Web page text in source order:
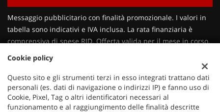
Contattaci
Messaggio pubblicitario con finalità promozionale. I valori in
tabella sono indicativi e IVA inclusa. La rata finanziaria è
comprensiva di spese RID. Offerta valida per il mese in corso.
Salvo approvazione dell'istituto di credito erogante. Al fine di
gestire le tue spese in modo responsabile e di conoscere
eventuali altre offerte disponibili, l'Istituto di Credito erogante
ti ricorda, prima di sottoscrivere il contratto, di prendere
visione di tutte le condizioni economiche e contrattuali,
Cookie policy
Questo sito e gli strumenti terzi in esso integrati trattano dati
personali (es. dati di navigazione o indirizzi IP) e fanno uso di
Cookie, Pixel, Tag o altri identificatori necessari al
funzionamento e al raggiungimento delle finalità descritte